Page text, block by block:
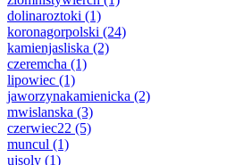
dolinaroztoki (1)
koronagorpolski (24)
kamienjasliska (2)
czeremcha (1)
lipowiec (1)
jaworzynakamienicka (2)
mwislanska (3)
czerwiec22 (5)
muncul (1)
ujsoly (1)